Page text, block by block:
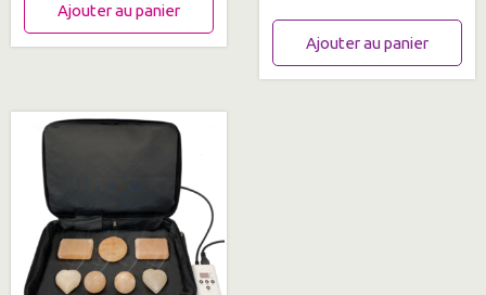
Ajouter au panier
Ajouter au panier